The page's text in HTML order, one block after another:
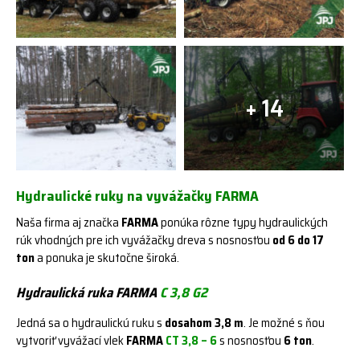
+ 14
Hydraulické ruky na vyvážačky FARMA
Naša firma aj značka FARMAponúka rôzne typy hydraulických
rúk vhodných pre ich vyvážačky dreva s nosnosťou od 6 do 17
tona ponuka je skutočne široká.
Hydraulická ruka FARMAC 3,8 G2
Jedná sa o hydraulickú ruku s dosahom 3,8 m. Je možné s ňou
vytvoriť vyvážací vlekFARMACT 3,8 – 6s nosnosťou 6 ton.